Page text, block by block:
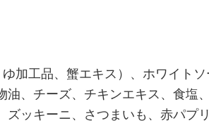
加工品、蟹エキス）、ホワイト
、チーズ、チキンエキス、食塩
ッキーニ、さつまいも、赤パプ